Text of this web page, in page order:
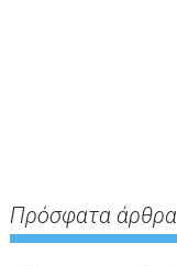
Πρόσφατα άρθρα